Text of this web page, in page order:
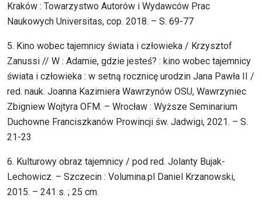
Kraków : Towarzystwo Autorów i Wydawców Prac
Naukowych Universitas, cop. 2018. – S. 69-77
5. Kino wobec tajemnicy świata i człowieka / Krzysztof
Zanussi // W : Adamie, gdzie jesteś? : kino wobec tajemnicy
świata i człowieka : w setną rocznicę urodzin Jana Pawła II /
red. nauk. Joanna Kazimiera Wawrzynów OSU, Wawrzyniec
Zbigniew Wojtyra OFM. – Wrocław : Wyższe Seminarium
Duchowne Franciszkanów Prowincji św. Jadwigi, 2021. – S.
21-23
6. Kulturowy obraz tajemnicy / pod red. Jolanty Bujak-
Lechowicz. – Szczecin : Volumina.pl Daniel Krzanowski,
2015. – 241 s. ; 25 cm.